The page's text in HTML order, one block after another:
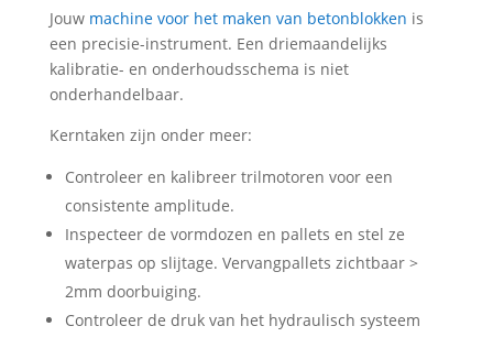
Jouw machine voor het maken van betonblokken is
een precisie-instrument. Een driemaandelijks
kalibratie- en onderhoudsschema is niet
onderhandelbaar.
Kerntaken zijn onder meer:
Controleer en kalibreer trilmotoren voor een
consistente amplitude.
Inspecteer de vormdozen en pallets en stel ze
waterpas op slijtage. Vervangpallets zichtbaar >
2mm doorbuiging.
Controleer de druk van het hydraulisch systeem